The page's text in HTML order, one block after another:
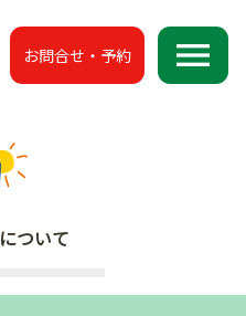
お問合せ・予約 menu
について